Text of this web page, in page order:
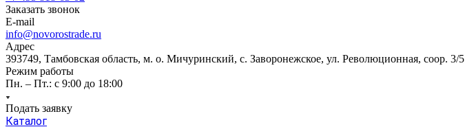
Заказать звонок
E-mail
info@novorostrade.ru
Адрес
393749, Тамбовская область, м. о. Мичуринский, с. Заворонежское, ул. Революционная, соор. 3/5
Режим работы
Пн. – Пт.: с 9:00 до 18:00
Подать заявку
Каталог